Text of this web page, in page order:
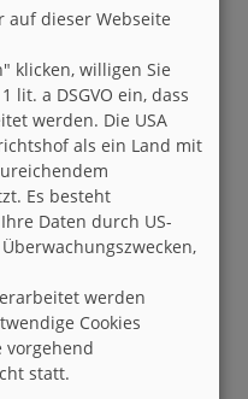
auf dieser Webseite
klicken, willigen Sie
lit. a DSGVO ein, dass
werden. Die USA
als ein Land mit
Es besteht
Daten durch US-
werden
Cookies
vorgehend
statt.